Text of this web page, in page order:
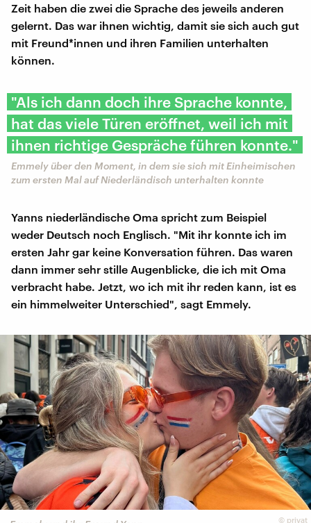
Zeit haben die zwei die Sprache des jeweils anderen
gelernt. Das war ihnen wichtig, damit sie sich auch gut
mit Freund*innen und ihren Familien unterhalten
können.
"Als ich dann doch ihre Sprache konnte,
hat das viele Türen eröffnet, weil ich mit
ihnen richtige Gespräche führen konnte."
Emmely über den Moment, in dem sie sich mit Einheimischen
zum ersten Mal auf Niederländisch unterhalten konnte
Yanns niederländische Oma spricht zum Beispiel
weder Deutsch noch Englisch. "Mit ihr konnte ich im
ersten Jahr gar keine Konversation führen. Das waren
dann immer sehr stille Augenblicke, die ich mit Oma
verbracht habe. Jetzt, wo ich mit ihr reden kann, ist es
ein himmelweiter Unterschied", sagt Emmely.
© privat